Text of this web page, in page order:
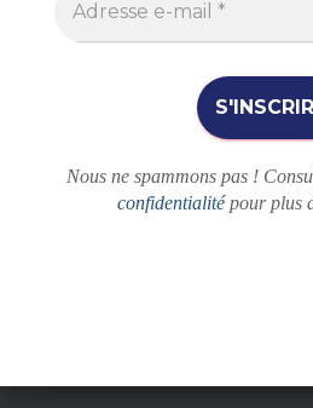
Nous ne spammons pas !
confidentialitépour plus